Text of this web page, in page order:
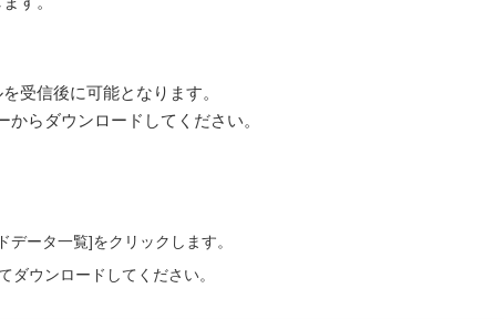
受信後に可能となります。
らダウンロードしてください。
ータ一覧]をクリックします。
ウンロードしてください。